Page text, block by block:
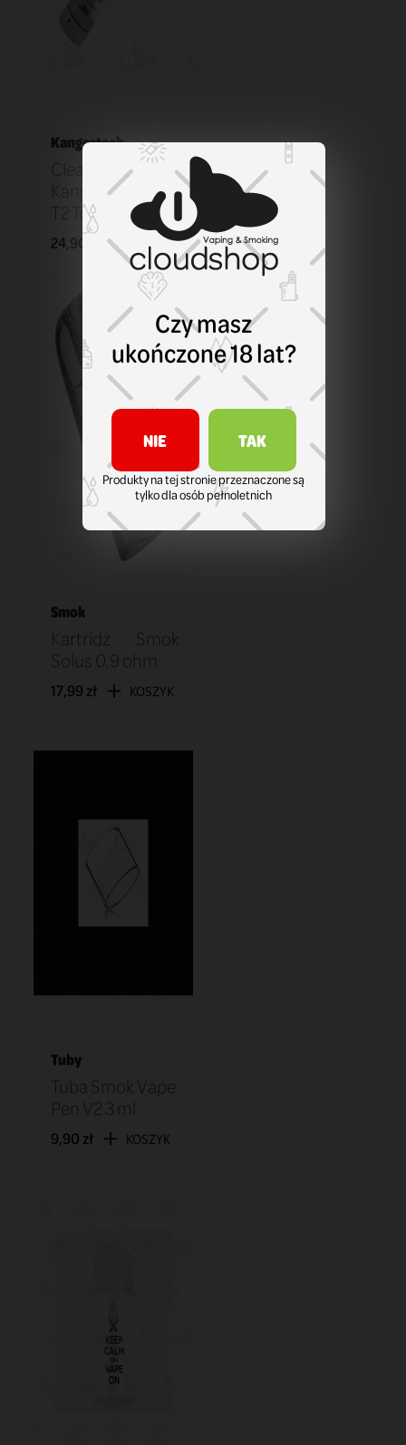
Kangertech
Clearomizer
KangerTech EGO
T2 Transparent
24,90 zł KOSZYK
Smok
Kartridż Smok
Solus 0,9 ohm
17,99 zł KOSZYK
Tuby
Tuba Smok Vape
Pen V2 3 ml
9,90 zł KOSZYK
Czy masz
ukończone 18 lat?
NIE TAK
Produkty na tej stronie przeznaczone są
tylko dla osób pełnoletnich